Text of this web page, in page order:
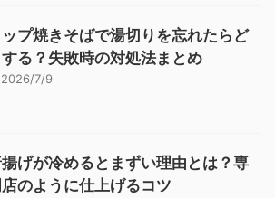
ップ焼きそばで湯切りを忘れたらど
する？失敗時の対処法まとめ
2026/7/9
げが冷めるとまずい理由とは？専
店のように仕上げるコツ